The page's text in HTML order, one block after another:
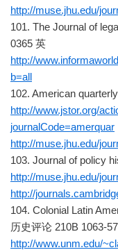
http://muse.jhu.edu/
101. The Journal of
0365 英
http://
b=all
102. American
http://www.jstor.org/
journalCode=amerquar
http://muse.jhu.edu/
103. Journal of policy
http://muse.jhu.edu/
http://
104. Colonial Latin
历史评论 210B 1063-
http://www.unm.edu/